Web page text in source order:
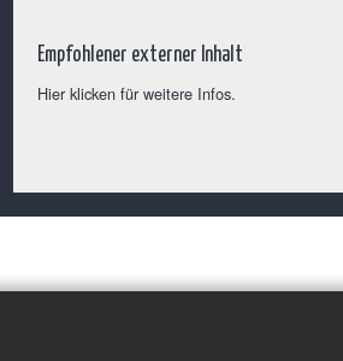
Empfohlener externer Inhalt
Hier klicken für weitere Infos.